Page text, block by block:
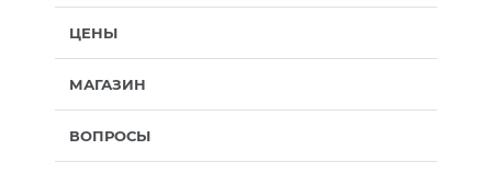
ЦЕНЫ
МАГАЗИН
ВОПРОСЫ